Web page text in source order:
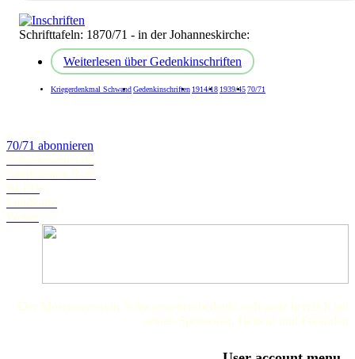
Schrifttafeln: 1870/71 - in der Johanneskirche:
Weiterlesen über Gedenkinschriften
Kriegerdenkmal SchwandGedenkinschriften 1914/18 1939/4570/71
70/71 abonnieren
Schwanstetten.de
Landratsamt Roth
BLFD
Landkarte
Wetter
Der Museumsverein Schwanstetten bedankt sich ganz herzlich bei
seinen Sponsoren, Helfern und Freunden